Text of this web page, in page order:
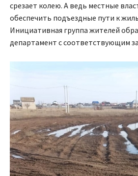
срезает колею. А ведь местные
обеспечить подъездные пути к
Инициативная группа жителей
департамент с соответствующим